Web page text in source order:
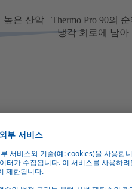
높은 산악
Thermo Pro 90의
냉각 회로에 남